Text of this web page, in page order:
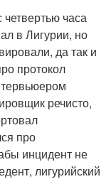
четвертью часа
в Лигурии, но
да так и
протокол
речисто,
про
инцидент не
лигурийский